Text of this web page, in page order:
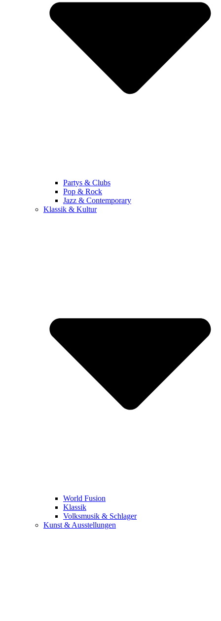
Partys & Clubs
Pop & Rock
Jazz & Contemporary
Klassik & Kultur
World Fusion
Klassik
Volksmusik & Schlager
Kunst & Ausstellungen